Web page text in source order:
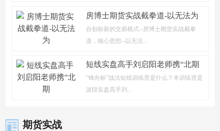
房博士期货实战截拳道-以无法为
自创崭新的交易模式--房博士期货实战截拳
道，核心思想--以无法...
短线实盘高手刘启阳老师携“北期
“锋向标”战法短线训练营是什么？本训练营是
波段实盘高手刘...
期货实战